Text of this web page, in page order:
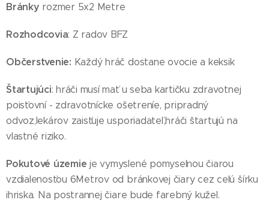
Bránky rozmer 5x2 Metre
Rozhodcovia: Z radov BFZ
Občerstvenie: Každý hráč dostane ovocie a keksik
Štartujúci: hráči musí mať u seba kartičku zdravotnej
poisťovní - zdravotnícke ošetreníe, pripradný
odvoz,lekárov zaisťuje usporiadateľ,hráči štartujú na
vlastné riziko.
Pokutové územie je vymyslené pomyselnou čiarou
vzdialenosťou 6Metrov od bránkovej čiary cez celú šírku
ihriska. Na postrannej čiare bude farebný kužel.